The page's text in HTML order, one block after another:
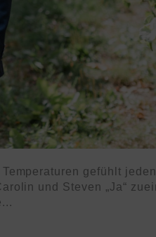
gefühlt jeden
und Steven „Ja“